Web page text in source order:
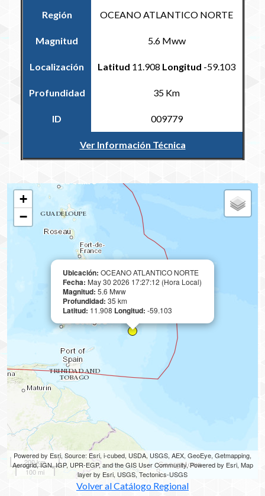
Región OCEANO ATLANTICO NORTE
Magnitud 5.6 Mww
Localización Latitud 11.908 Longitud -59.103
Profundidad 35 Km
ID 009779
Ver Información Técnica
Volver al Catálogo Regional
Ubicación: OCEANO ATLANTICO NORTE
Fecha: May 30 2026 17:27:12 (Hora Local)
Magnitud: 5.6 Mww
Profundidad: 35 km
Latitud: 11.908 Longitud: -59.103
+
−
200 km
100 mi
Powered by Esri, Source: Esri, i-cubed, USDA, USGS, AEX, GeoEye, Getmapping,
Aerogrid, IGN, IGP, UPR-EGP, and the GIS User Community, Powered by Esri, Map
layer by Esri, USGS, Tectonics-USGS
Volver al Catálogo Regional